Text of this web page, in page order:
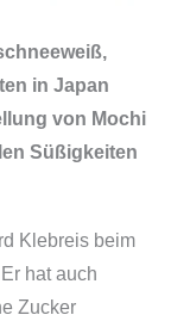
in Japan
von Mochi
Süßigkeiten
Klebreis beim
hat auch
Zucker